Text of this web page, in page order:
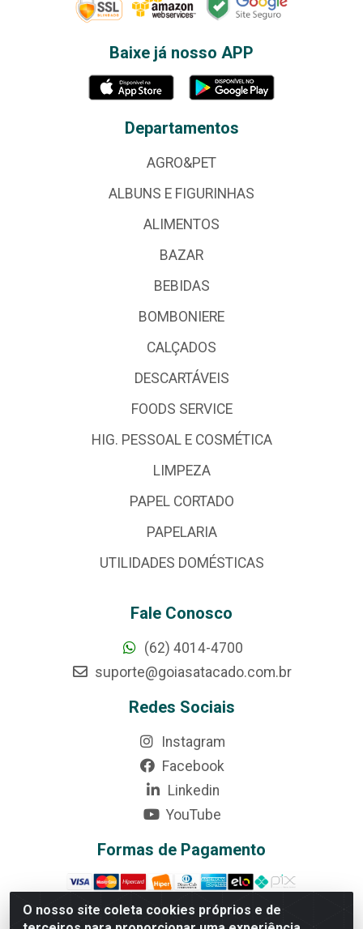
O nosso site coleta cookies próprios e de
Baixe já nosso APP
Departamentos
AGRO&PET
ALBUNS E FIGURINHAS
ALIMENTOS
BAZAR
BEBIDAS
BOMBONIERE
CALÇADOS
DESCARTÁVEIS
FOODS SERVICE
HIG. PESSOAL E COSMÉTICA
LIMPEZA
PAPEL CORTADO
PAPELARIA
UTILIDADES DOMÉSTICAS
Fale Conosco
(62) 4014-4700
suporte@goiasatacado.com.br
Redes Sociais
Instagram
Facebook
Linkedin
YouTube
Formas de Pagamento